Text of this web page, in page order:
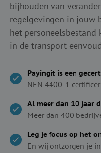
bijhouden van
regelgevingen in jouw
het personeelsbestand
in de transport
Payingit is een
NEN 4400-1
Al meer dan 10 jaar
Meer dan 400
Leg je focus op het
En wij ontzorgen je